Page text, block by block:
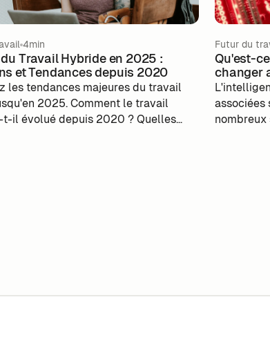
4min
Travail Hybride en 2025 :
et Tendances depuis 2020
les tendances majeures du travail
2025. Comment le travail
t-il évolué depuis 2020 ? Quelles
Futur du
Qu'est-
changer
associées
nombreux
nous
associés.